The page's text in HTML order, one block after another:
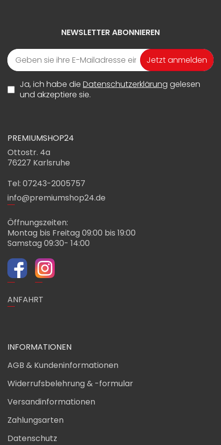
NEWSLETTER ABONNIEREN
Jetzt anmelden
Ja, ich habe die Datenschutzerklärung gelesen
und akzeptiere sie.
PREMIUMSHOP24
Ottostr. 4a
76227 Karlsruhe
Tel: 07243-2005757
info@premiumshop24.de
Öffnungszeiten:
Montag bis Freitag 09:00 bis 19:00
Samstag 09:30- 14:00
ANFAHRT
INFORMATIONEN
AGB & Kundeninformationen
Widerrufsbelehrung & -formular
Versandinformationen
Zahlungsarten
Datenschutz